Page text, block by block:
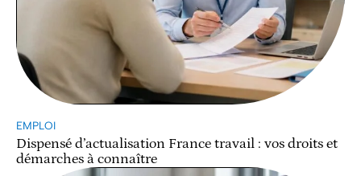
EMPLOI
Dispensé d’actualisation France travail : vos droits et
démarches à connaître